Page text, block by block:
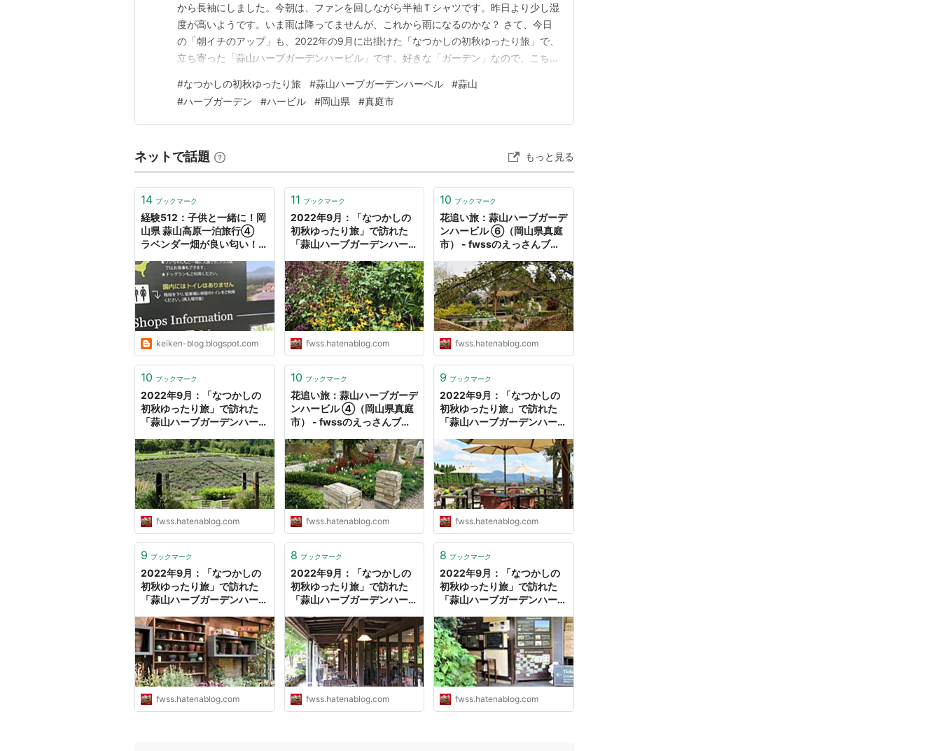
から長袖にしました。今朝は、ファンを回しながら半袖Ｔシャツです。昨日より少し湿
度が高いようです。いま雨は降ってませんが、これから雨になるのかな？ さて、今日
の「朝イチのアップ」も、2022年の9月に出掛けた「なつかしの初秋ゆったり旅」で、
立ち寄った「蒜山ハーブガーデンハービル」です。好きな「ガーデン」なので、こちら
するように心がけているので、「なつかしの旅‥」から分けてアップしてきました。 こ
の「蒜山ハーブガーデンハービル」の所在地は、岡…
#なつかしの初秋ゆったり旅 #蒜山ハーブガーデンハーベル #蒜山
#ハーブガーデン #ハービル #岡山県 #真庭市
ネットで話題 もっと見る
14 ブックマーク
経験512：子供と一緒に！岡
山県 蒜山高原一泊旅行④
ラベンダー畑が良い匂い！デ
「ハービル」を紹介します。
keiken-blog.blogspot.com
11 ブックマーク
2022年9月：「なつかしの
初秋ゆったり旅」で訪れた
「蒜山ハーブガーデンハービ
ブログ
fwss.hatenablog.com
10 ブックマーク
花追い旅：蒜山ハーブガーデ
ンハービル ⑥（岡山県真庭
市） - fwssのえっさんブロ
fwss.hatenablog.com
10 ブックマーク
2022年9月：「なつかしの
初秋ゆったり旅」で訪れた
「蒜山ハーブガーデンハービ
ブログ
fwss.hatenablog.com
10 ブックマーク
花追い旅：蒜山ハーブガーデ
ンハービル ④（岡山県真庭
市） - fwssのえっさんブロ
fwss.hatenablog.com
9 ブックマーク
2022年9月：「なつかしの
初秋ゆったり旅」で訪れた
「蒜山ハーブガーデンハービ
ブログ
fwss.hatenablog.com
9 ブックマーク
2022年9月：「なつかしの
初秋ゆったり旅」で訪れた
「蒜山ハーブガーデンハービ
ブログ
fwss.hatenablog.com
8 ブックマーク
2022年9月：「なつかしの
初秋ゆったり旅」で訪れた
「蒜山ハーブガーデンハービ
ブログ
fwss.hatenablog.com
8 ブックマーク
2022年9月：「なつかしの
初秋ゆったり旅」で訪れた
「蒜山ハーブガーデンハービ
ブログ
fwss.hatenablog.com